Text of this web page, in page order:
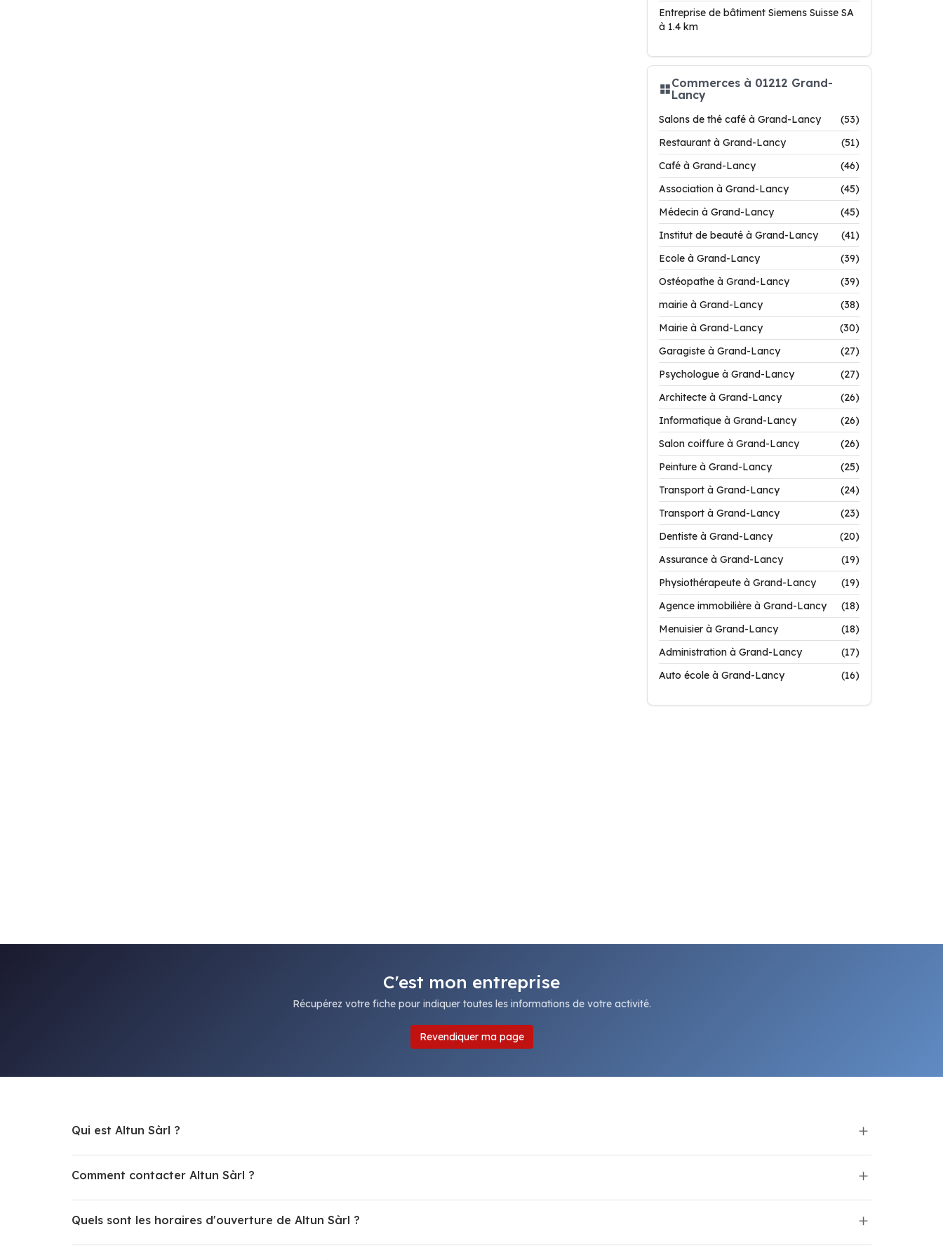
Entreprise de bâtiment Siemens Suisse SA
à 1.4 km
Commerces à 01212 Grand-
Lancy
Salons de thé café à Grand-Lancy
(53)
Restaurant à Grand-Lancy
(51)
Café à Grand-Lancy
(46)
Association à Grand-Lancy
(45)
Médecin à Grand-Lancy
(45)
Institut de beauté à Grand-Lancy
(41)
Ecole à Grand-Lancy
(39)
Ostéopathe à Grand-Lancy
(39)
mairie à Grand-Lancy
(38)
Mairie à Grand-Lancy
(30)
Garagiste à Grand-Lancy
(27)
Psychologue à Grand-Lancy
(27)
Architecte à Grand-Lancy
(26)
Informatique à Grand-Lancy
(26)
Salon coiffure à Grand-Lancy
(26)
Peinture à Grand-Lancy
(25)
Transport à Grand-Lancy
(24)
Transport à Grand-Lancy
(23)
Dentiste à Grand-Lancy
(20)
Assurance à Grand-Lancy
(19)
Physiothérapeute à Grand-Lancy
(19)
Agence immobilière à Grand-Lancy
(18)
Menuisier à Grand-Lancy
(18)
Administration à Grand-Lancy
(17)
Auto école à Grand-Lancy
(16)
C'est mon entreprise
Récupérez votre fiche pour indiquer toutes les informations de votre activité.
Revendiquer ma page
Qui est Altun Sàrl ?
Comment contacter Altun Sàrl ?
Quels sont les horaires d'ouverture de Altun Sàrl ?